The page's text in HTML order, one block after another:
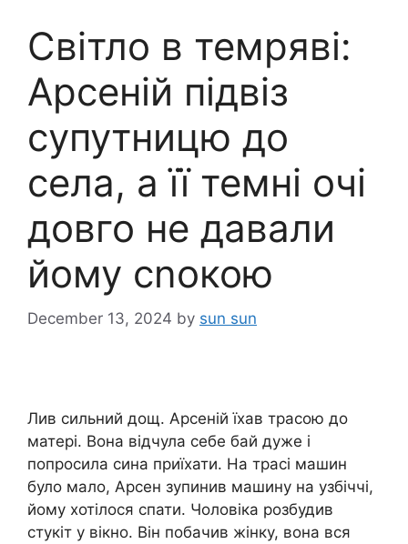
Світло в темряві:
Арсеній підвіз
супутницю до
села, а її темні очі
довго не давали
йому сnокою
December 13, 2024 by sun sun
Лив сильний дощ. Арсеній їхав трасою до
матері. Вона відчула себе бай дуже і
попросила сина приїхати. На трасі машин
було мало, Арсен зупинив машину на узбіччі,
йому хотілося спати. Чоловіка розбудив
стукіт у вікно. Він побачив жінку, вона вся